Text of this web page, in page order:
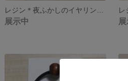
展示中